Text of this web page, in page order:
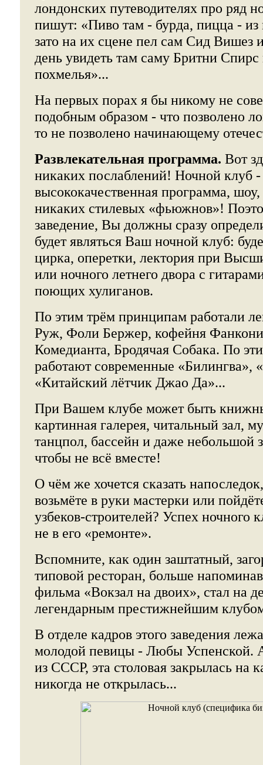
лондонских путеводителях про ряд
пишут: «Пиво там - бурда, пицца -
зато на их сцене пел сам Сид Вишез
день увидеть там саму Бритни Спирс
похмелья»...
На первых порах я бы никому не
подобным образом - что позволено
то не позволено начинающему
Развлекательная программа. Вот
никаких послаблений! Ночной клуб -
высококачественная программа,
никаких стилевых «фьюжнов»!
заведение, Вы должны сразу
будет являться Ваш ночной клуб:
цирка, оперетки, лектория при
или ночного летнего двора с
поющих хулиганов.
По этим трём принципам работали
Руж, Фоли Бержер, кофейня
Комедианта, Бродячая Собака. По
работают современные «Билингва»,
«Китайский лётчик Джао Да»...
При Вашем клубе может быть
картинная галерея, читальный зал,
танцпол, бассейн и даже небольшой
чтобы не всё вместе!
О чём же хочется сказать
возьмёте в руки мастерки или
узбеков-строителей? Успех ночного
не в его «ремонте».
Вспомните, как один заштатный,
типовой ресторан, больше
фильма «Вокзал на двоих», стал на
легендарным престижнейшим
В отделе кадров этого заведения
молодой певицы - Любы Успенской.
из СССР, эта столовая закрылась на
никогда не открылась...